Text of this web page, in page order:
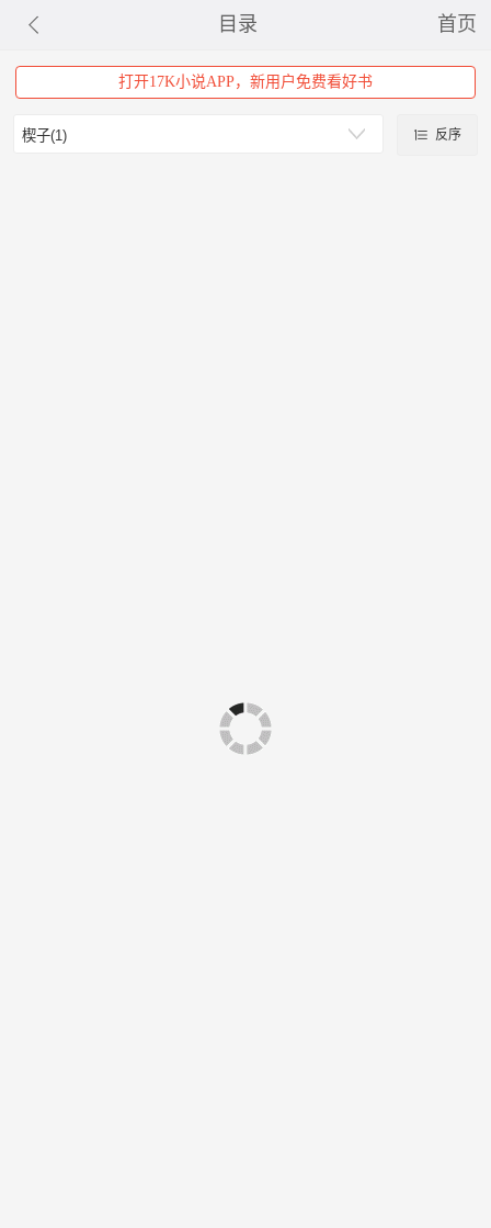
目录 首页
打开17K小说APP，新用户免费看好书
反序